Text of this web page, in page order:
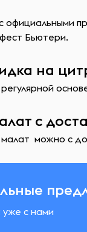
Бьютери.
на
с
можно с
уже с нами